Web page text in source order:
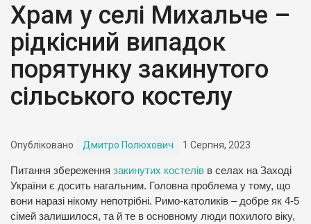
Храм у селі Михальче –
рідкісний випадок
порятунку закинутого
сільського костелу
Опубліковано Дмитро Полюхович 1 Серпня, 2023
Питання збереження закинутих костелів в селах на Заході
України є досить нагальним. Головна проблема у тому, що
вони наразі нікому непотрібні. Римо-католиків – добре як 4-5
сімей залишилося, та й те в основному люди похилого віку,